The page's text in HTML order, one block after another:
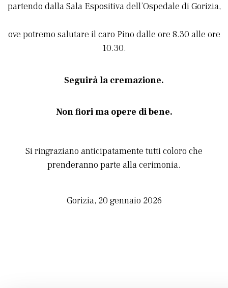
partendo dalla Sala Espositiva dell’Ospedale di Gorizia,
ove potremo salutare il caro Pino dalle ore 8.30 alle ore
10.30.
Seguirà la cremazione.
Non fiori ma opere di bene.
Si ringraziano anticipatamente tutti coloro che
prenderanno parte alla cerimonia.
Gorizia, 20 gennaio 2026